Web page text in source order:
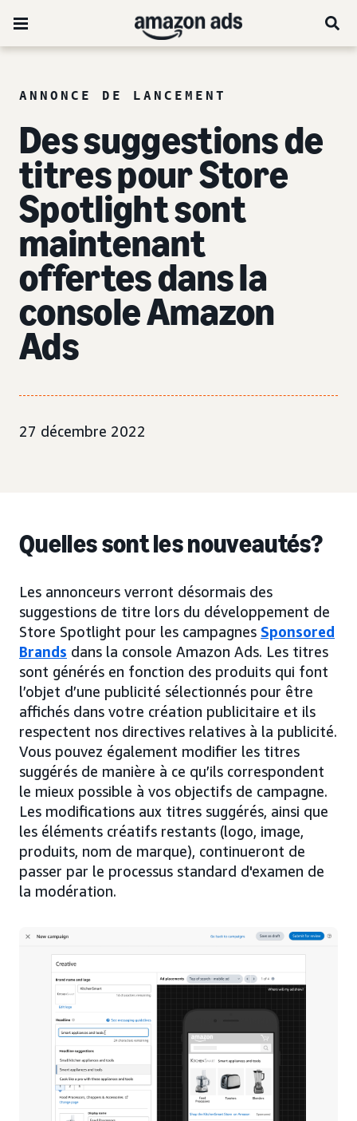
ANNONCE DE LANCEMENT
Des suggestions de
titres pour Store
Spotlight sont
maintenant
offertes dans la
console Amazon
Ads
27 décembre 2022
Quelles sont les nouveautés?
Les annonceurs verront désormais des
suggestions de titre lors du développement de
Store Spotlight pour les campagnes Sponsored
Brands dans la console Amazon Ads. Les titres
sont générés en fonction des produits qui font
l’objet d’une publicité sélectionnés pour être
affichés dans votre création publicitaire et ils
respectent nos directives relatives à la publicité.
Vous pouvez également modifier les titres
suggérés de manière à ce qu’ils correspondent
le mieux possible à vos objectifs de campagne.
Les modifications aux titres suggérés, ainsi que
les éléments créatifs restants (logo, image,
produits, nom de marque), continueront de
passer par le processus standard d'examen de
la modération.